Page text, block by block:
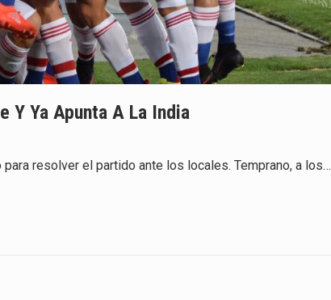
Y Ya Apunta A La India
resolver el partido ante los locales. Temprano, a los…